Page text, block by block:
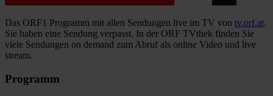
Das ORF1 Programm mit allen Sendungen live im TV von tv.orf.at.
Sie haben eine Sendung verpasst. In der ORF TVthek finden Sie
viele Sendungen on demand zum Abruf als online Video und live
stream.
Programm